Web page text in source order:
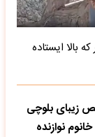
بالا ایستاده
زیبای بلوچی
نوازنده